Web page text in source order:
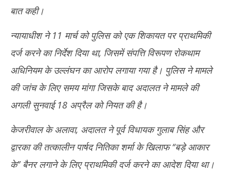
केजरीवाल के खिलाफ जनता के धन का दुरुपयोग करने के आरोप में प्राथमिकी दर्ज
: कोर्ट ने दिया था आदेश
March
28,
2025
बात कही।
न्यायाधीश ने 11 मार्च को पुलिस को एक शिकायत पर प्राथमिकी
दर्ज करने का निर्देश दिया था, जिसमें संपत्ति विरूपण रोकथाम
अधिनियम के उल्लंघन का आरोप लगाया गया है। पुलिस ने मामले
की जांच के लिए समय मांगा जिसके बाद अदालत ने मामले की
अगली सुनवाई 18 अप्रैल को नियत की है।
केजरीवाल के अलावा, अदालत ने पूर्व विधायक गुलाब सिंह और
द्वारका की तत्कालीन पार्षद नितिका शर्मा के खिलाफ ‘‘बड़े आकार
के’’ बैनर लगाने के लिए प्राथमिकी दर्ज करने का आदेश दिया था।